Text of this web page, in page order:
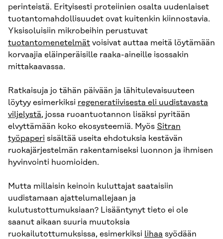
perinteistä. Erityisesti proteiinien osalta uudenlaiset
tuotantomahdollisuudet ovat kuitenkin kiinnostavia.
Yksisoluisiin mikrobeihin perustuvat
tuotantomenetelmät voisivat auttaa meitä löytämään
korvaajia eläinperäisille raaka-aineille isossakin
mittakaavassa.
Ratkaisuja jo tähän päivään ja lähitulevaisuuteen
löytyy esimerkiksi regeneratiivisesta eli uudistavasta
viljelystä, jossa ruoantuotannon lisäksi pyritään
elvyttämään koko ekosysteemiä. Myös Sitran
työpaperi sisältää useita ehdotuksia kestävän
ruokajärjestelmän rakentamiseksi luonnon ja ihmisen
hyvinvointi huomioiden.
Mutta millaisin keinoin kuluttajat saataisiin
uudistamaan ajattelumallejaan ja
kulutustottumuksiaan? Lisääntynyt tieto ei ole
saanut aikaan suuria muutoksia
ruokailutottumuksissa, esimerkiksi lihaa syödään